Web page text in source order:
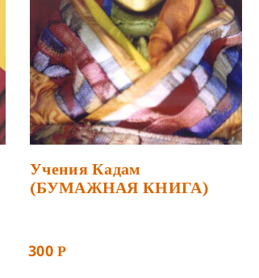
Учения Кадам
(БУМАЖНАЯ КНИГА)
300Р